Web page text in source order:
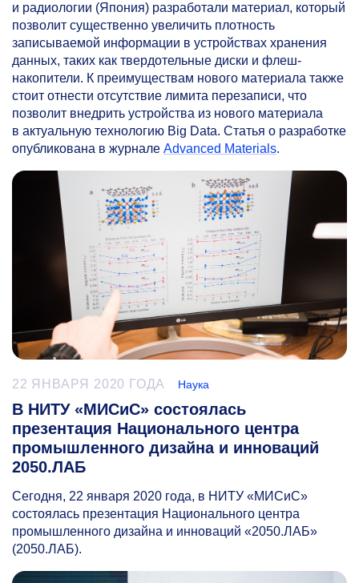
и радиологии (Япония) разработали материал, который
позволит существенно увеличить плотность
записываемой информации в устройствах хранения
данных, таких как твердотельные диски и флеш-
накопители. К преимуществам нового материала также
стоит отнести отсутствие лимита перезаписи, что
позволит внедрить устройства из нового материала
в актуальную технологию Big Data. Статья о разработке
опубликована в журнале Advanced Materials.
22 ЯНВАРЯ 2020 ГОДА Наука
В НИТУ «МИСиС» состоялась
презентация Национального центра
промышленного дизайна и инноваций
2050.ЛАБ
Сегодня, 22 января 2020 года, в НИТУ «МИСиС»
состоялась презентация Национального центра
промышленного дизайна и инноваций «2050.ЛАБ»
(2050.ЛАБ).